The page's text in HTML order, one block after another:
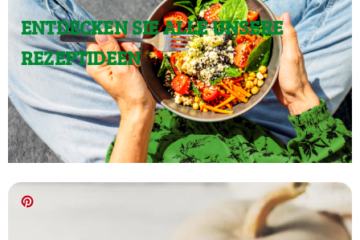
ENTDECKEN SIE ALLE UNSERE
REZEPTIDEEN